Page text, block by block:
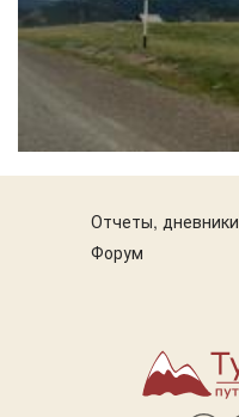
Отчеты, дневники
Форум